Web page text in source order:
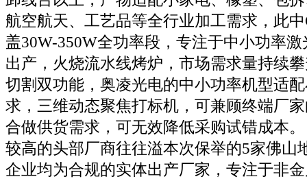
航空航天、工艺品等全行业加工需求，此
盖30W-350W全功率段，专注于中小功率
出产，火烧流水线烤炉，市场需求量持续
切割双功能，奥凌光电的中小功率机型适
求，三维动态聚焦打标机，可兼顾终端厂
合做供货需求，可无效降低采购试错成本
较高的头部厂商往往溢本次保举的5家佛山
企业均为合规的实体出产厂家，专注于非